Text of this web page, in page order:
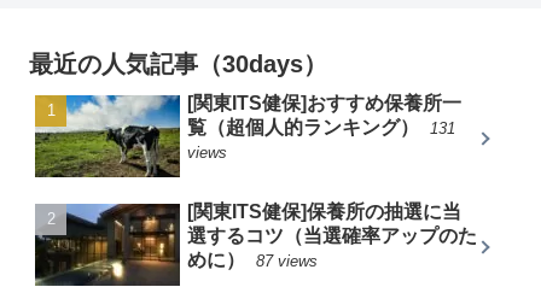
最近の人気記事（30days）
[関東ITS健保]おすすめ保養所一
覧（超個人的ランキング）
131
views
[関東ITS健保]保養所の抽選に当
選するコツ（当選確率アップのた
めに）
87 views